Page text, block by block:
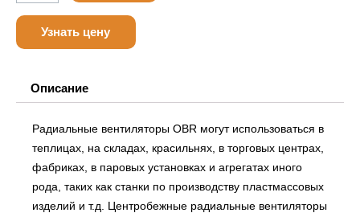
товара
Belimo
LF230
Узнать цену
Описание
Радиальные вентиляторы OBR могут использоваться в
теплицах, на складах, красильнях, в торговых центрах,
фабриках, в паровых установках и агрегатах иного
рода, таких как станки по производству пластмассовых
изделий и т.д. Центробежные радиальные вентиляторы